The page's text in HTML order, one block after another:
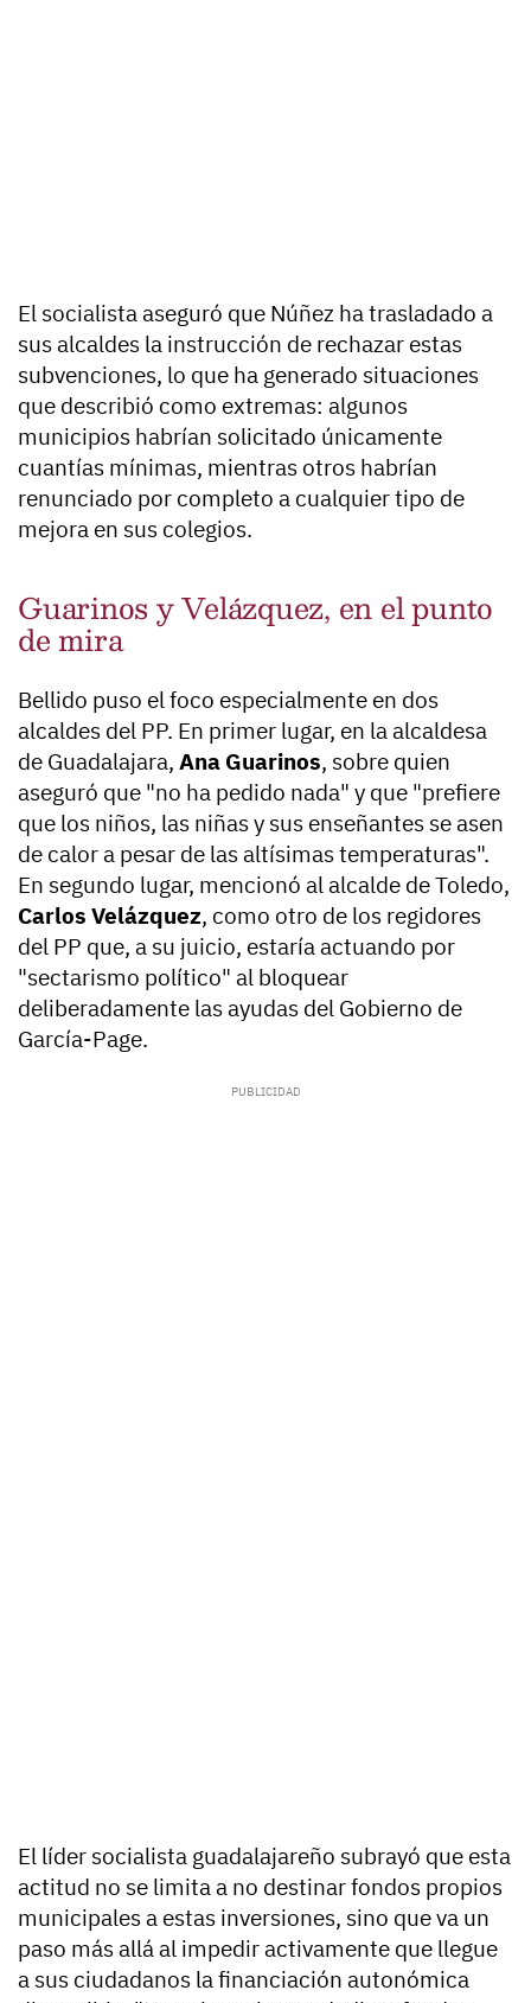
El socialista aseguró que Núñez ha trasladado a
sus alcaldes la instrucción de rechazar estas
subvenciones, lo que ha generado situaciones
que describió como extremas: algunos
municipios habrían solicitado únicamente
cuantías mínimas, mientras otros habrían
renunciado por completo a cualquier tipo de
mejora en sus colegios.
Guarinos y Velázquez, en el punto
de mira
Bellido puso el foco especialmente en dos
alcaldes del PP. En primer lugar, en la alcaldesa
de Guadalajara, Ana Guarinos, sobre quien
aseguró que "no ha pedido nada" y que "prefiere
que los niños, las niñas y sus enseñantes se asen
de calor a pesar de las altísimas temperaturas".
En segundo lugar, mencionó al alcalde de Toledo,
Carlos Velázquez, como otro de los regidores
del PP que, a su juicio, estaría actuando por
"sectarismo político" al bloquear
deliberadamente las ayudas del Gobierno de
García-Page.
El líder socialista guadalajareño subrayó que esta
actitud no se limita a no destinar fondos propios
municipales a estas inversiones, sino que va un
paso más allá al impedir activamente que llegue
a sus ciudadanos la financiación autonómica